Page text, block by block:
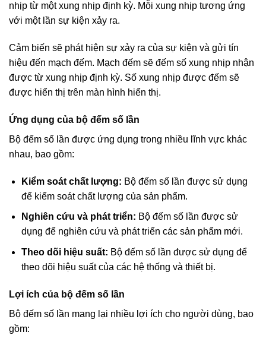
nhịp từ một xung nhịp định kỳ. Mỗi xung nhịp tương ứng
với một lần sự kiện xảy ra.
Cảm biến sẽ phát hiện sự xảy ra của sự kiện và gửi tín
hiệu đến mạch đếm. Mạch đếm sẽ đếm số xung nhịp nhận
được từ xung nhịp định kỳ. Số xung nhịp được đếm sẽ
được hiển thị trên màn hình hiển thị.
Ứng dụng của bộ đếm số lần
Bộ đếm số lần được ứng dụng trong nhiều lĩnh vực khác
nhau, bao gồm:
Kiểm soát chất lượng: Bộ đếm số lần được sử dụng
để kiểm soát chất lượng của sản phẩm.
Nghiên cứu và phát triển: Bộ đếm số lần được sử
dụng để nghiên cứu và phát triển các sản phẩm mới.
Theo dõi hiệu suất: Bộ đếm số lần được sử dụng để
theo dõi hiệu suất của các hệ thống và thiết bị.
Lợi ích của bộ đếm số lần
Bộ đếm số lần mang lại nhiều lợi ích cho người dùng, bao
gồm: